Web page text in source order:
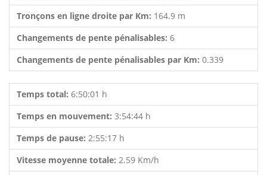
Tronçons en ligne droite par Km: 164.9 m
Changements de pente pénalisables: 6
Changements de pente pénalisables par Km: 0.339
Temps total: 6:50:01 h
Temps en mouvement: 3:54:44 h
Temps de pause: 2:55:17 h
Vitesse moyenne totale: 2.59 Km/h